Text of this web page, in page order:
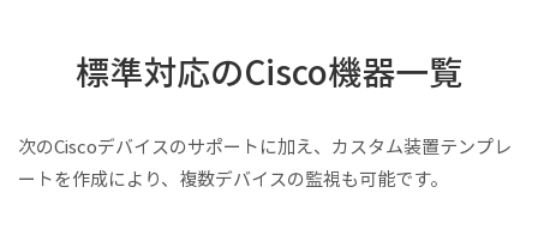
標準対応のCisco機器一覧
次のCiscoデバイスのサポートに加え、カスタム装置テンプレ
ートを作成により、複数デバイスの監視も可能です。